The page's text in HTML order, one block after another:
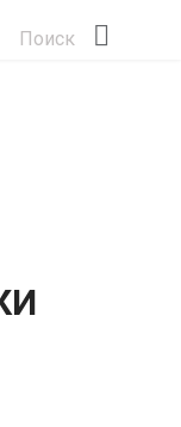
Поиск